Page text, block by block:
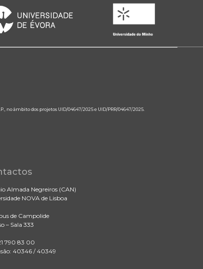
no âmbito dos projetos UID/04647/2025 e UID/PRR/04647/2025.
Almada Negreiros (CAN)
NOVA de Lisboa
de Campolide
– Sala 333
790 83 00
40346 / 40349